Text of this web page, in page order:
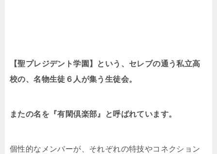
【聖プレジデント学園】という、セレブの通う私立高
校の、名物生徒６人が集う生徒会。
またの名を『有閑倶楽部』と呼ばれています。
個性的なメンバーが、それぞれの特技やコネクション